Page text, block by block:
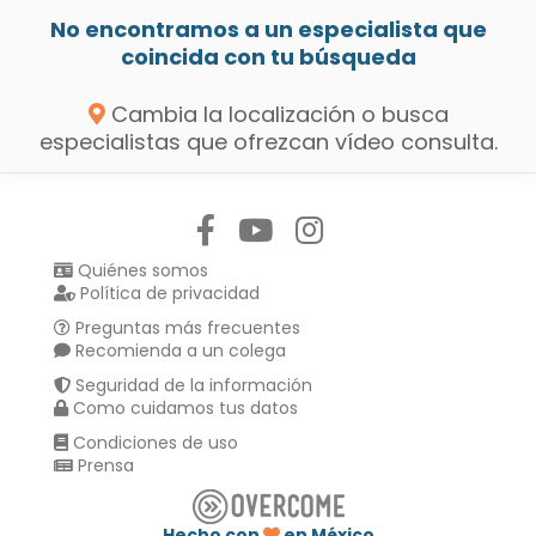
No encontramos a un especialista que
coincida con tu búsqueda
Cambia la localización o busca
especialistas que ofrezcan vídeo consulta.
Quiénes somos
Política de privacidad
Preguntas más frecuentes
Recomienda a un colega
Seguridad de la información
Como cuidamos tus datos
Condiciones de uso
Prensa